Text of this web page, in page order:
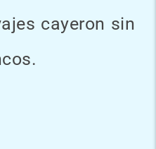
cayeron sin